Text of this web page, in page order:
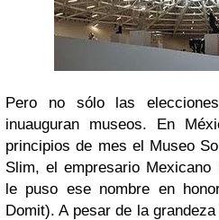
Pero no sólo las
inuauguran museos. En
principios de mes el Museo
Slim, el empresario
le puso ese nombre en
Domit). A pesar de la